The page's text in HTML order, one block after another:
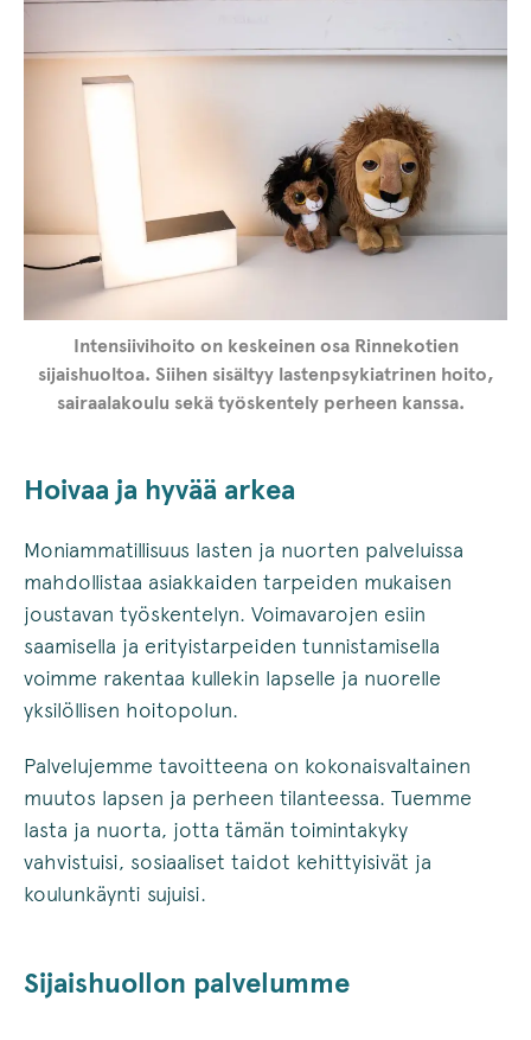
Intensiivihoito on keskeinen osa Rinnekotien
sijaishuoltoa. Siihen sisältyy lastenpsykiatrinen hoito,
sairaalakoulu sekä työskentely perheen kanssa.
Hoivaa ja hyvää arkea
Moniammatillisuus lasten ja nuorten palveluissa
mahdollistaa asiakkaiden tarpeiden mukaisen
joustavan työskentelyn. Voimavarojen esiin
saamisella ja erityistarpeiden tunnistamisella
voimme rakentaa kullekin lapselle ja nuorelle
yksilöllisen hoitopolun.
Palvelujemme tavoitteena on kokonaisvaltainen
muutos lapsen ja perheen tilanteessa. Tuemme
lasta ja nuorta, jotta tämän toimintakyky
vahvistuisi, sosiaaliset taidot kehittyisivät ja
koulunkäynti sujuisi.
Sijaishuollon palvelumme